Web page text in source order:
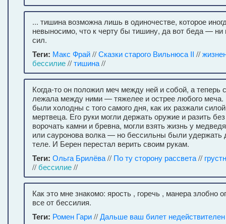
... тишина возможна лишь в одиночестве, которое
невыносимо, что к черту бы тишину, да вот беда — ни
сил.
Теги: Макс Фрай//Сказки старого Вильнюса II //
бессилие//тишина//
Когда-то он положил меч между ней и собой, а теперь
лежала между ними — тяжелее и острее любого меча.
были холодны с того самого дня, как их разжали
мертвеца. Его руки могли держать оружие и разить
ворочать камни и бревна, могли взять жизнь у
или сауронова волка — но бессильны были удержать
теле. И Берен перестал верить своим рукам.
Теги: Ольга Брилёва// По ту сторону рассвета//
//бессилие//
Как это мне знакомо: ярость , горечь , манера злобно
все от бессилия.
Теги: Ромен Гари//Дальше ваш билет недействителен